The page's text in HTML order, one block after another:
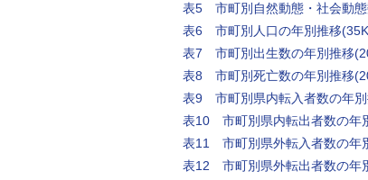
表5 市町別自然動態・社会動態
表6 市町別人口の年別推移
表7 市町別出生数の年別推移
表8 市町別死亡数の年別推移
表9 市町別県内転入者数の年別
表10 市町別県内転出者数の年
表11 市町別県外転入者数の年
表12 市町別県外転出者数の年